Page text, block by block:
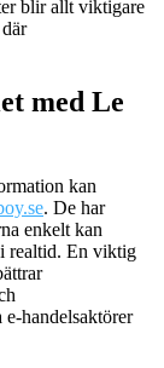
blir allt viktigare
med Le
kan
. De har
enkelt kan
realtid. En viktig
handelsaktörer